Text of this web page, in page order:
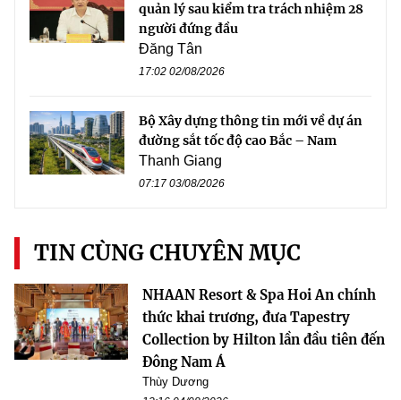
quản lý sau kiểm tra trách nhiệm 28
người đứng đầu
Đăng Tân
17:02 02/08/2026
Bộ Xây dựng thông tin mới về dự án
đường sắt tốc độ cao Bắc – Nam
Thanh Giang
07:17 03/08/2026
TIN CÙNG CHUYÊN MỤC
NHAAN Resort & Spa Hoi An chính
thức khai trương, đưa Tapestry
Collection by Hilton lần đầu tiên đến
Đông Nam Á
Thùy Dương